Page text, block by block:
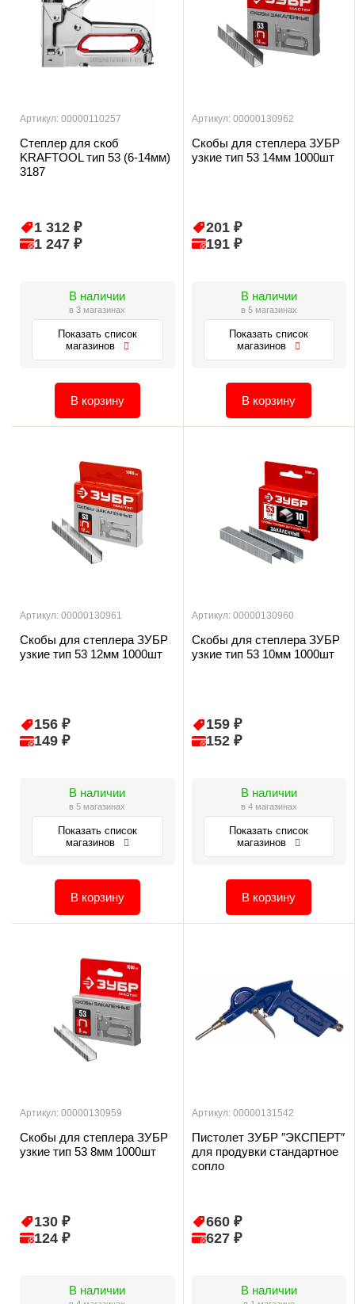
Артикул: 00000110257
Степлер для скоб
KRAFTOOL тип 53 (6-14мм)
3187
1 312 ₽
1 247 ₽
В наличии
в 3 магазинах
Показать список
магазинов
В корзину
Артикул: 00000130962
Скобы для степлера ЗУБР
узкие тип 53 14мм 1000шт
201 ₽
191 ₽
В наличии
в 5 магазинах
Показать список
магазинов
В корзину
Артикул: 00000130961
Скобы для степлера ЗУБР
узкие тип 53 12мм 1000шт
156 ₽
149 ₽
В наличии
в 5 магазинах
Показать список
магазинов
В корзину
Артикул: 00000130960
Скобы для степлера ЗУБР
узкие тип 53 10мм 1000шт
159 ₽
152 ₽
В наличии
в 4 магазинах
Показать список
магазинов
В корзину
Артикул: 00000130959
Скобы для степлера ЗУБР
узкие тип 53 8мм 1000шт
130 ₽
124 ₽
В наличии
Артикул: 00000131542
Пистолет ЗУБР ″ЭКСПЕРТ″
для продувки стандартное
сопло
660 ₽
627 ₽
В наличии